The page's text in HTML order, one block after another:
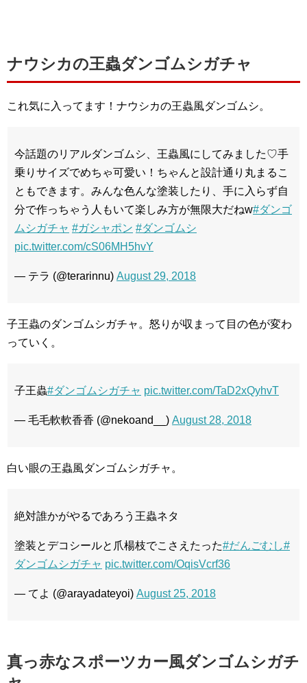
ナウシカの王蟲ダンゴムシガチャ
これ気に入ってます！ナウシカの王蟲風ダンゴムシ。
今話題のリアルダンゴムシ、王蟲風にしてみました♡手
乗りサイズでめちゃ可愛い！ちゃんと設計通り丸まるこ
ともできます。みんな色んな塗装したり、手に入らず自
分で作っちゃう人もいて楽しみ方が無限大だねw#ダンゴ
ムシガチャ #ガシャポン #ダンゴムシ
pic.twitter.com/cS06MH5hvY
— テラ (@terarinnu) August 29, 2018
子王蟲のダンゴムシガチャ。怒りが収まって目の色が変わ
っていく。
子王蟲#ダンゴムシガチャ pic.twitter.com/TaD2xQyhvT
— 毛毛軟軟香香 (@nekoand__) August 28, 2018
白い眼の王蟲風ダンゴムシガチャ。
絶対誰かがやるであろう王蟲ネタ
塗装とデコシールと爪楊枝でこさえたった#だんごむし#
ダンゴムシガチャ pic.twitter.com/OqisVcrf36
— てよ (@arayadateyoi) August 25, 2018
真っ赤なスポーツカー風ダンゴムシガチ